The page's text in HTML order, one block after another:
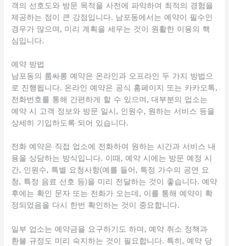
객의 선호도와 방문 목적을 사전에 파악하여 최적의 경험을
제공하는 점이 큰 강점입니다. 남포동에서는 예약이 필수인
경우가 많으며, 미리 계획을 세우는 것이 원활한 이용의 핵
심입니다.
예약 방법
남포동의 룸싸롱 예약은 온라인과 오프라인 두 가지 방법으
로 진행됩니다. 온라인 예약은 공식 홈페이지 또는 카카오톡,
전화번호를 통해 간편하게 할 수 있으며, 대부분의 업소는
예약 시 고객 정보와 방문 일시, 인원수, 원하는 서비스 등을
상세히 기입하도록 되어 있습니다.
전화 예약은 직접 업소에 전화하여 원하는 시간과 서비스 내
용을 상담하는 방식입니다. 이때, 예약 시에는 방문 예정 시
간, 인원수, 특별 요청사항(예를 들어, 특정 가수의 공연 요
청, 특정 음료 선호 등)을 미리 전달하는 것이 좋습니다. 예약
후에는 확인 문자 또는 전화가 오는데, 이를 통해 예약이 확
정되었음을 다시 한번 확인하는 것이 중요합니다.
일부 업소는 예약금을 요구하기도 하며, 예약 취소 정책과
환불 규정도 미리 숙지하는 것이 필요합니다. 특히, 예약 당